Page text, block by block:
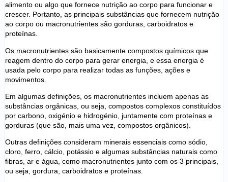
alimento ou algo que fornece nutrição ao corpo para funcionar e
crescer. Portanto, as principais substâncias que fornecem nutrição
ao corpo ou macronutrientes são gorduras, carboidratos e
proteínas.
Os macronutrientes são basicamente compostos químicos que
reagem dentro do corpo para gerar energia, e essa energia é
usada pelo corpo para realizar todas as funções, ações e
movimentos.
Em algumas definições, os macronutrientes incluem apenas as
substâncias orgânicas, ou seja, compostos complexos constituídos
por carbono, oxigénio e hidrogénio, juntamente com proteínas e
gorduras (que são, mais uma vez, compostos orgânicos).
Outras definições consideram minerais essenciais como sódio,
cloro, ferro, cálcio, potássio e algumas substâncias naturais como
fibras, ar e água, como macronutrientes junto com os 3 principais,
ou seja, gordura, carboidratos e proteínas.